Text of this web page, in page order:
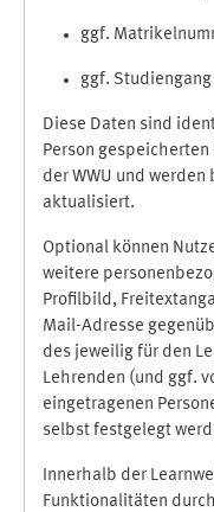
ggf.
ggf. Studiengang
Diese Daten sind
Person
der WWU und
aktualisiert.
Optional können
weitere
Profilbild,
Mail-Adresse
des jeweilig für den
Lehrenden (und ggf.
eingetragenen
selbst festgelegt
Innerhalb der
Funktionalitäten